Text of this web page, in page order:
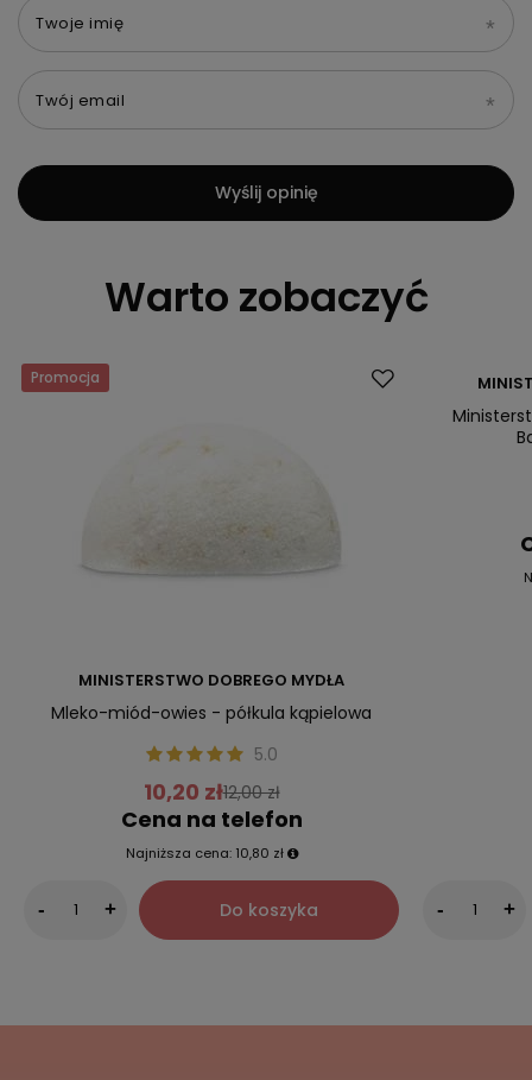
Twoje imię
Twój email
Wyślij opinię
Warto zobaczyć
Promocja
MINISTERSTWO DOBREGO MYDŁA
Mleko-miód-owies - półkula kąpielowa
5.0
10,20 zł12,00 zł
Cena na telefon
Najniższa cena: 10,80 zł
- + Do koszyka
Promocja
- +